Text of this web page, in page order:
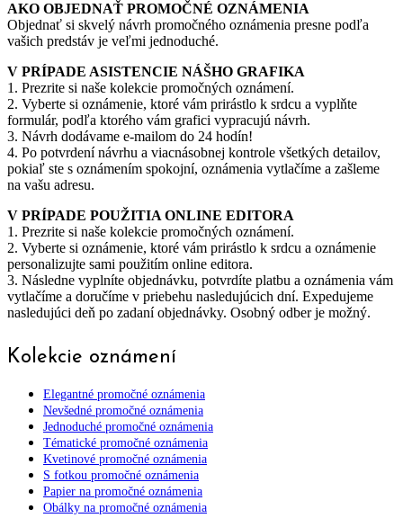
AKO OBJEDNAŤ PROMOČNÉ OZNÁMENIA
Objednať si skvelý návrh promočného oznámenia presne podľa
vašich predstáv je veľmi jednoduché.
V PRÍPADE ASISTENCIE NÁŠHO GRAFIKA
1. Prezrite si naše kolekcie promočných oznámení.
2. Vyberte si oznámenie, ktoré vám prirástlo k srdcu a vyplňte
formulár, podľa ktorého vám grafici vypracujú návrh.
3. Návrh dodávame e-mailom do 24 hodín!
4. Po potvrdení návrhu a viacnásobnej kontrole všetkých detailov,
pokiaľ ste s oznámením spokojní, oznámenia vytlačíme a zašleme
na vašu adresu.
V PRÍPADE POUŽITIA ONLINE EDITORA
1. Prezrite si naše kolekcie promočných oznámení.
2. Vyberte si oznámenie, ktoré vám prirástlo k srdcu a oznámenie
personalizujte sami použitím online editora.
3. Následne vyplníte objednávku, potvrdíte platbu a oznámenia vám
vytlačíme a doručíme v priebehu nasledujúcich dní. Expedujeme
nasledujúci deň po zadaní objednávky. Osobný odber je možný.
Kolekcie oznámení
Elegantné promočné oznámenia
Nevšedné promočné oznámenia
Jednoduché promočné oznámenia
Tématické promočné oznámenia
Kvetinové promočné oznámenia
S fotkou promočné oznámenia
Papier na promočné oznámenia
Obálky na promočné oznámenia